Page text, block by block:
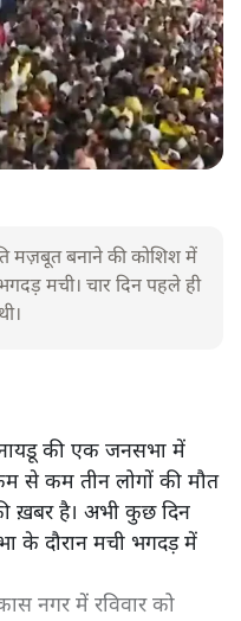
मज़बूत बनाने की कोशिश में
मची। चार दिन पहले ही
की एक जनसभा में
से कम तीन लोगों की मौत
ख़बर है। अभी कुछ दिन
के दौरान मची भगदड़ में
नगर में रविवार को